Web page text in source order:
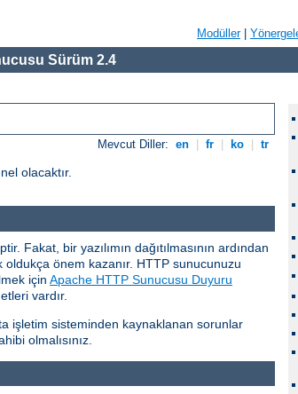
Modüller|
Sürüm 2.4
Mevcut Diller: en fr ko tr
olacaktır.
bir yazılımın dağıtılmasının ardından
oldukça önem kazanır. HTTP sunucunuzu
için Apache HTTP Sunucusu Duyuru
vardır.
işletim sisteminden kaynaklanan sorunlar
olmalısınız.